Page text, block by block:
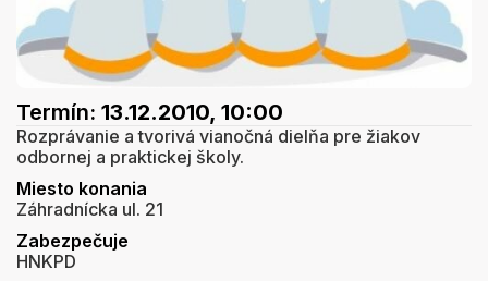
Termín: 13.12.2010, 10:00
Rozprávanie a tvorivá vianočná dielňa pre žiakov
odbornej a praktickej školy.
Miesto konania
Záhradnícka ul. 21
Zabezpečuje
HNKPD